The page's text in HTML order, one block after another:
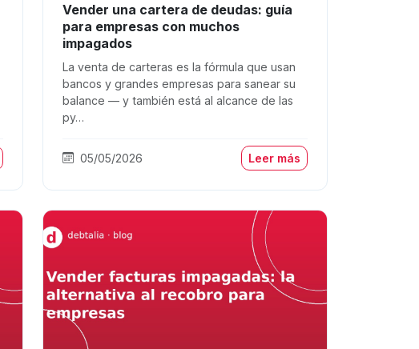
Vender una cartera de deudas: guía
para empresas con muchos
impagados
La venta de carteras es la fórmula que usan
bancos y grandes empresas para sanear su
balance — y también está al alcance de las
py…
05/05/2026 Leer más